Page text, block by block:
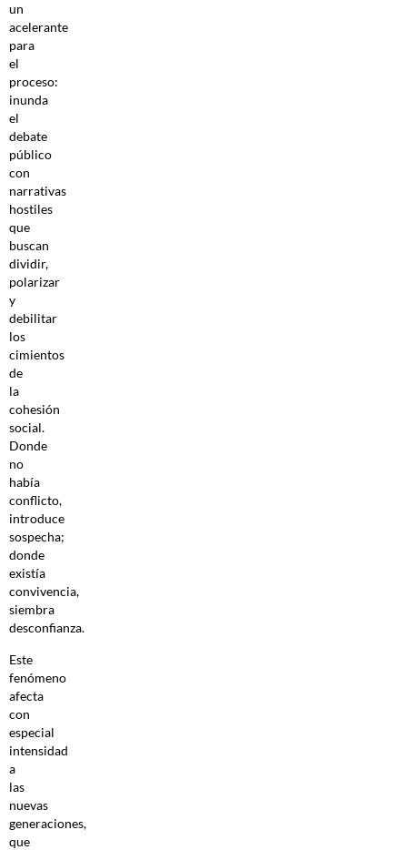
un
acelerante
para
el
proceso:
inunda
el
debate
público
con
narrativas
hostiles
que
buscan
dividir,
polarizar
y
debilitar
los
cimientos
de
la
cohesión
social.
Donde
no
había
conflicto,
introduce
sospecha;
donde
existía
convivencia,
siembra
desconfianza.
Este
fenómeno
afecta
con
especial
intensidad
a
las
nuevas
generaciones,
que